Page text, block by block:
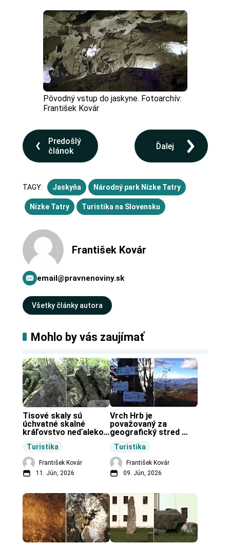
Pôvodný vstup do jaskyne. Fotoarchív:
František Kovár
Predošlý
článok
Ďalej
TAGY: Jaskyňa Národný park Nízke Tatry
Nízke Tatry Turistika na Slovensku
František Kovár
email@pravnenoviny.sk
Všetky články autora
Mohlo by vás zaujímať
Turistika
Tisové skaly sú
úchvatné skalné
kráľovstvo neďaleko
František Kovár
11. Jún, 2026
Turistika
Vrch Hrb je
považovaný za
geografický stred
František Kovár
09. Jún, 2026